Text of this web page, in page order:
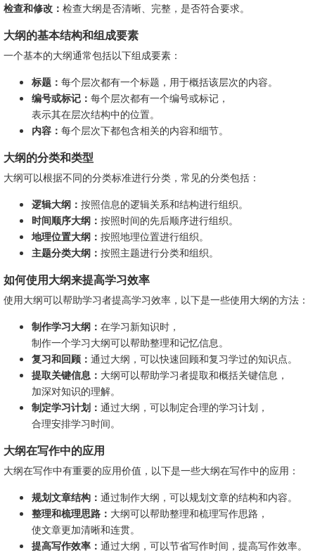
检查和修改： 检查大纲是否清晰、完整，是否符合要求。
大纲的基本结构和组成要素
一个基本的大纲通常包括以下组成要素：
标题： 每个层次都有一个标题，用于概括该层次的内容。
编号或标记： 每个层次都有一个编号或标记，
表示其在层次结构中的位置。
内容： 每个层次下都包含相关的内容和细节。
大纲的分类和类型
大纲可以根据不同的分类标准进行分类，常见的分类包括：
逻辑大纲： 按照信息的逻辑关系和结构进行组织。
时间顺序大纲： 按照时间的先后顺序进行组织。
地理位置大纲： 按照地理位置进行组织。
主题分类大纲： 按照主题进行分类和组织。
如何使用大纲来提高学习效率
使用大纲可以帮助学习者提高学习效率，以下是一些使用大纲的方法：
制作学习大纲： 在学习新知识时，
制作一个学习大纲可以帮助整理和记忆信息。
复习和回顾： 通过大纲，可以快速回顾和复习学过的知识点。
提取关键信息： 大纲可以帮助学习者提取和概括关键信息，
加深对知识的理解。
制定学习计划： 通过大纲，可以制定合理的学习计划，
合理安排学习时间。
大纲在写作中的应用
大纲在写作中有重要的应用价值，以下是一些大纲在写作中的应用：
规划文章结构： 通过制作大纲，可以规划文章的结构和内容。
整理和梳理思路： 大纲可以帮助整理和梳理写作思路，
使文章更加清晰和连贯。
提高写作效率： 通过大纲，可以节省写作时间，提高写作效率。